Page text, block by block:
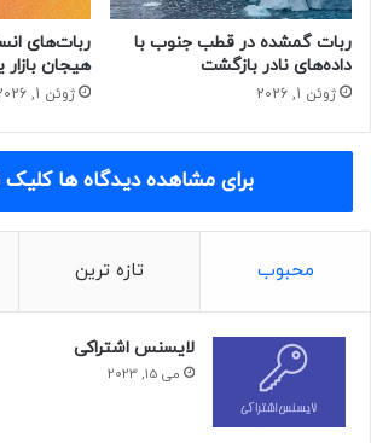
ربات گمشده در قطب جنوب با
داده‌های نادر بازگشت
ژوئن 1, 2026
هیجان بازار
ژوئن 1, 2026
برای مشاهده دیدگاه ها کلیک
محبوب تازه ترین
لایسنس اشتراکی
می 15, 2023